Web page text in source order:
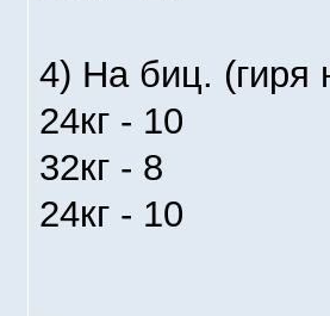
4) На биц. (гиря
24кг - 10
32кг - 8
24кг - 10